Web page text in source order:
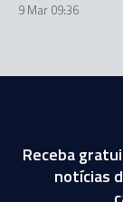
9 Mar 09:36
Receba
notícias